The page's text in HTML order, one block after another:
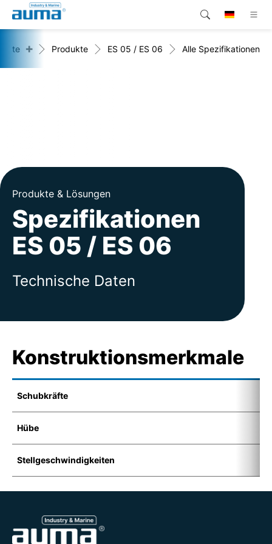
Produkte
Global
Suche
+ Produkte ES 05 / ES 06 Alle Spezifikationen
Produkte & Lösungen
Spezifikationen
ES 05 / ES 06
Technische Daten
Konstruktionsmerkmale
Schubkräfte
Hübe
Stellgeschwindigkeiten